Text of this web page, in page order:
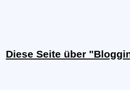
Diese Seite über